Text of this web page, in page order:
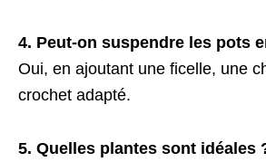
4. Peut-on suspendre les pots
Oui, en ajoutant une ficelle, une
crochet adapté.
5. Quelles plantes sont idéales